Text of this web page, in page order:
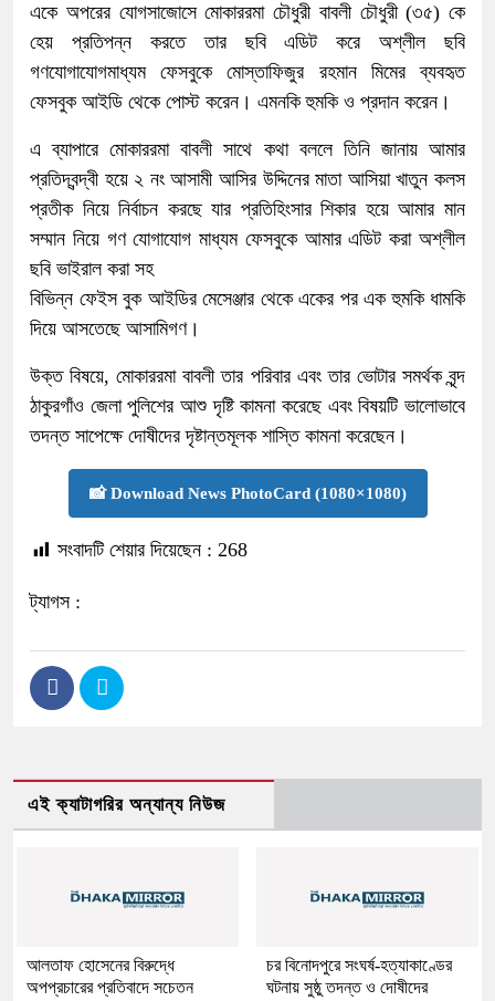
একে অপরের যোগসাজোসে মোকাররমা চৌধুরী বাবলী চৌধুরী (৩৫) কে
হেয় প্রতিপন্ন করতে তার ছবি এডিট করে অশ্লীল ছবি
গণযোগাযোগমাধ্যম ফেসবুকে মোস্তাফিজুর রহমান মিমের ব্যবহৃত
ফেসবুক আইডি থেকে পোস্ট করেন। এমনকি হুমকি ও প্রদান করেন।
এ ব্যাপারে মোকাররমা বাবলী সাথে কথা বললে তিনি জানায় আমার
প্রতিদ্বন্দ্বী হয়ে ২ নং আসামী আসির উদ্দিনের মাতা আসিয়া খাতুন কলস
প্রতীক নিয়ে নির্বাচন করছে যার প্রতিহিংসার শিকার হয়ে আমার মান
সম্মান নিয়ে গণ যোগাযোগ মাধ্যম ফেসবুকে আমার এডিট করা অশ্লীল
ছবি ভাইরাল করা সহ
বিভিন্ন ফেইস বুক আইডির মেসেঞ্জার থেকে একের পর এক হুমকি ধামকি
দিয়ে আসতেছে আসামিগণ।
উক্ত বিষয়ে, মোকাররমা বাবলী তার পরিবার এবং তার ভোটার সমর্থক বৃন্দ
ঠাকুরগাঁও জেলা পুলিশের আশু দৃষ্টি কামনা করেছে এবং বিষয়টি ভালোভাবে
তদন্ত সাপেক্ষে দোষীদের দৃষ্টান্তমূলক শাস্তি কামনা করেছেন।
📸 Download News PhotoCard (1080×1080)
সংবাদটি শেয়ার দিয়েছেন : 268
ট্যাগস :
এই ক্যাটাগরির অন্যান্য নিউজ
আলতাফ হোসেনের বিরুদ্ধে
অপপ্রচারের প্রতিবাদে সচেতন
চর বিনোদপুরে সংঘর্ষ-হত্যাকাণ্ডের
ঘটনায় সুষ্ঠু তদন্ত ও দোষীদের